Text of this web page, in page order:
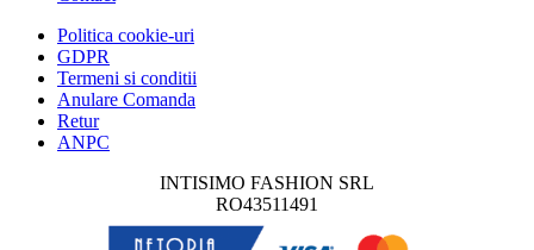
Politica cookie-uri
GDPR
Termeni si conditii
Anulare Comanda
Retur
ANPC
INTISIMO FASHION SRL
RO43511491